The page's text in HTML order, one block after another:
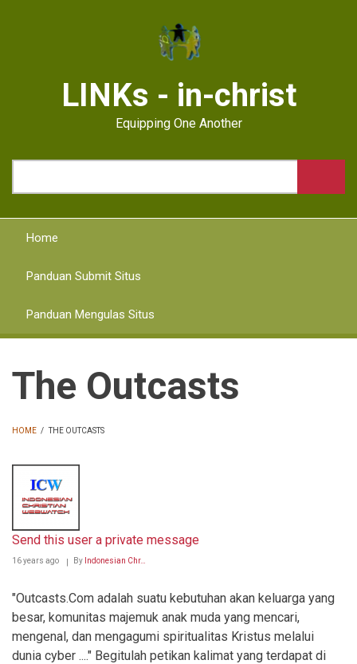
LINKs - in-christ
Equipping One Another
Home
Panduan Submit Situs
Panduan Mengulas Situs
The Outcasts
HOME / THE OUTCASTS
Send this user a private message
16 years ago By Indonesian Chr…
"Outcasts.Com adalah suatu kebutuhan akan keluarga yang
besar, komunitas majemuk anak muda yang mencari,
mengenal, dan mengagumi spiritualitas Kristus melalui
dunia cyber ...." Begitulah petikan kalimat yang terdapat di